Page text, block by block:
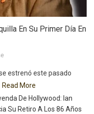
En Su Primer Día En
estrenó este pasado
Read More
De Hollywood: Ian
Su Retiro A Los 86 Años